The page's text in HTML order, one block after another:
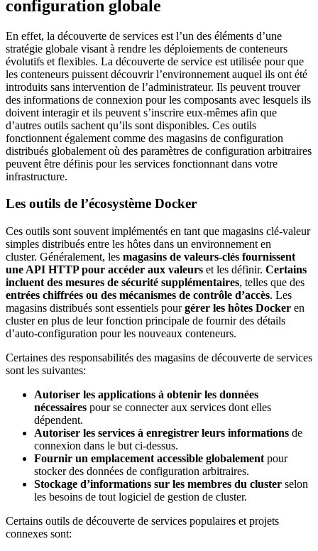
configuration globale
En effet, la découverte de services est l’un des éléments d’une
stratégie globale visant à rendre les déploiements de conteneurs
évolutifs et flexibles. La découverte de service est utilisée pour que
les conteneurs puissent découvrir l’environnement auquel ils ont été
introduits sans intervention de l’administrateur. Ils peuvent trouver
des informations de connexion pour les composants avec lesquels ils
doivent interagir et ils peuvent s’inscrire eux-mêmes afin que
d’autres outils sachent qu’ils sont disponibles. Ces outils
fonctionnent également comme des magasins de configuration
distribués globalement où des paramètres de configuration arbitraires
peuvent être définis pour les services fonctionnant dans votre
infrastructure.
Les outils de l’écosystème Docker
Ces outils sont souvent implémentés en tant que magasins clé-valeur
simples distribués entre les hôtes dans un environnement en
cluster. Généralement, les magasins de valeurs-clés fournissent
une API HTTP pour accéder aux valeurs et les définir. Certains
incluent des mesures de sécurité supplémentaires, telles que des
entrées chiffrées ou des mécanismes de contrôle d’accès. Les
magasins distribués sont essentiels pourgérer les hôtes Docker en
cluster en plus de leur fonction principale de fournir des détails
d’auto-configuration pour les nouveaux conteneurs.
Certaines des responsabilités des magasins de découverte de services
sont les suivantes:
Autoriser les applications à obtenir les données
nécessaires pour se connecter aux services dont elles
dépendent.
Autoriser les services à enregistrer leurs informations de
connexion dans le but ci-dessus.
Fournir un emplacement accessible globalement pour
stocker des données de configuration arbitraires.
Stockage d’informations sur les membres du cluster selon
les besoins de tout logiciel de gestion de cluster.
Certains outils de découverte de services populaires et projets
connexes sont: